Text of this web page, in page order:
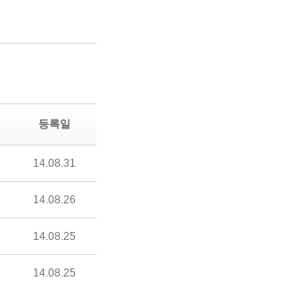
등록일
14.08.31
14.08.26
14.08.25
14.08.25